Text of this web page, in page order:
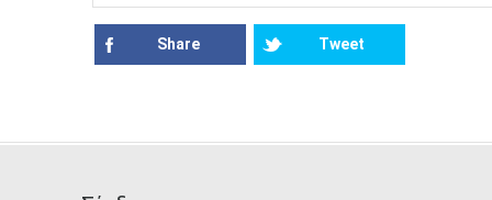
Share Tweet